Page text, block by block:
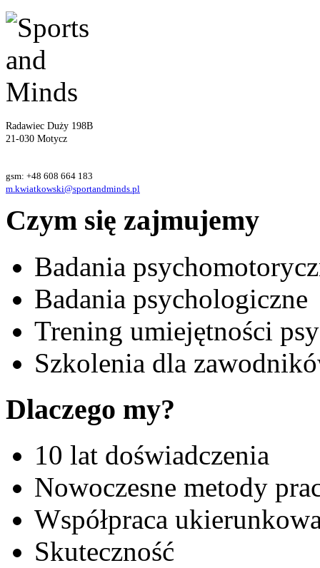
Radawiec Duży 198B
21-030 Motycz
gsm: +48 608 664 183
m.kwiatkowski@sportandminds.pl
Czym się zajmujemy
Badania
Badania psychologiczne
Trening umiejętności
Szkolenia dla
Dlaczego my?
10 lat doświadczenia
Nowoczesne metody
Współpraca
Skuteczność